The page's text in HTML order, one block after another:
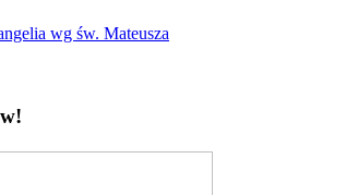
wg św. Mateusza